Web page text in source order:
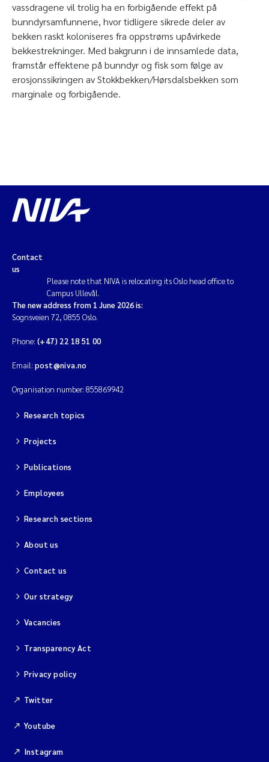
vassdragene vil trolig ha en forbigående effekt på
bunndyrsamfunnene, hvor tidligere sikrede deler av
bekken raskt koloniseres fra oppstrøms upåvirkede
bekkestrekninger. Med bakgrunn i de innsamlede data,
framstår effektene på bunndyr og fisk som følge av
erosjonssikringen av Stokkbekken/Hørsdalsbekken som
marginale og forbigående.
Contact
us
Please note that NIVA is relocating its Oslo head office to
Campus Ullevål.
The new address from 1 June 2026 is:
Sognsveien 72, 0855 Oslo.
Phone: (+47) 22 18 51 00
Email: post@niva.no
Organisation number: 855869942
Research topics
Projects
Publications
Employees
Research sections
About us
Contact us
Our strategy
Vacancies
Transparency Act
Privacy policy
Twitter
Youtube
Instagram